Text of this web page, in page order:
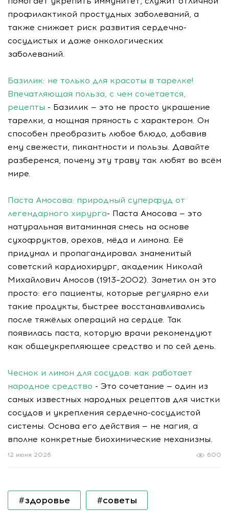
профилактикой простудных заболеваний, а
также снижает риск развития сердечно-
сосудистых и даже онкологических
заболеваний.
Базилик: не только для красоты в тарелке!
Впечатляющая польза, с чем сочетается,
рецепты - Базилик — это не просто украшение
тарелки, а мощная пряность с характером. Он
способен преобразить любое блюдо, добавив
ему свежести, пикантности и пользы. Давайте
разберемся, почему эту траву так любят во всём
мире.
Паста Амосова: природный суперфуд от
легендарного хирурга- Паста Амосова — это
натуральная витаминная смесь на основе
сухофруктов, орехов, мёда и лимона. Её
придумал и пропагандировал знаменитый
советский кардиохирург, академик Николай
Михайлович Амосов (1913–2002). Заметил он это
просто: его пациенты, которые регулярно ели
такие продукты, быстрее восстанавливались
после тяжёлых операций на сердце. Так
появилась паста, которую врачи рекомендуют
как общеукрепляющее средство и по сей день.
Чеснок и лимон для сосудов: как работает
народное средство - Это сочетание — один из
самых известных народных рецептов для чистки
сосудов и укрепления сердечно-сосудистой
системы. Основа его действия — не магия, а
вполне конкретные биохимические механизмы.
600
12 июня 2026
#здоровье #советы